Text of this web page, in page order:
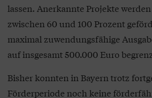
lassen. Anerkannte Projekte
zwischen 60 und 100 Prozent
maximal zuwendungsfähige
auf insgesamt 500.000 Euro
Bisher konnten in Bayern trotz
Förderperiode noch keine